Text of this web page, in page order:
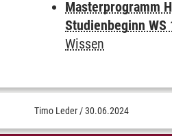
Masterprogramm
Studienbeginn WS
Wissen
Timo Leder /30.06.2024